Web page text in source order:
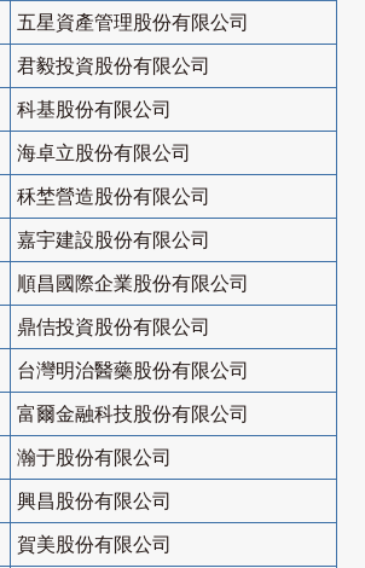
五星資產管理股份有限公司
君毅投資股份有限公司
科基股份有限公司
海卓立股份有限公司
秝埜營造股份有限公司
嘉宇建設股份有限公司
順昌國際企業股份有限公司
鼎佶投資股份有限公司
台灣明治醫藥股份有限公司
富爾金融科技股份有限公司
瀚于股份有限公司
興昌股份有限公司
賀美股份有限公司